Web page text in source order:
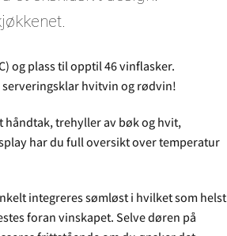
og plass til opptil 46 vinflasker.
hvitvin og rødvin!
trehyller av bøk og hvit,
har du full oversikt over temperatur
integreres sømløst i hvilket som helst
foran vinskapet. Selve døren på